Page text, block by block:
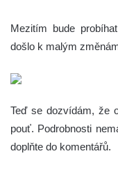
Mezitím bude
došlo k malým
Teď se dozvídám, že
pouť. Podrobnosti
doplňte do komentářů.